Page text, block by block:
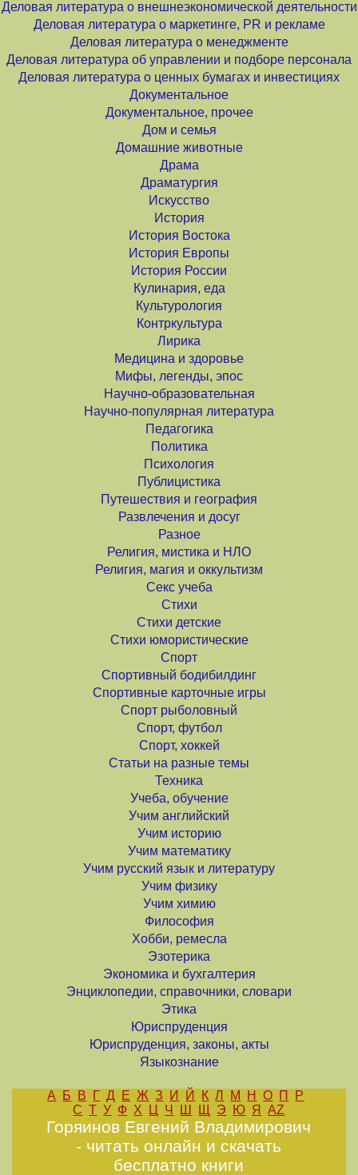
Деловая литература о внешнеэкономической деятельности
Деловая литература о маркетинге, PR и рекламе
Деловая литература о менеджменте
Деловая литература об управлении и подборе персонала
Деловая литература о ценных бумагах и инвестициях
Документальное
Документальное, прочее
Дом и семья
Домашние животные
Драма
Драматургия
Искусство
История
История Востока
История Европы
История России
Кулинария, еда
Культурология
Контркультура
Лирика
Медицина и здоровье
Мифы, легенды, эпос
Научно-образовательная
Научно-популярная литература
Педагогика
Политика
Психология
Публицистика
Путешествия и география
Развлечения и досуг
Разное
Религия, мистика и НЛО
Религия, магия и оккультизм
Секс учеба
Стихи
Стихи детские
Стихи юмористические
Спорт
Спортивный бодибилдинг
Спортивные карточные игры
Спорт рыболовный
Спорт, футбол
Спорт, хоккей
Статьи на разные темы
Техника
Учеба, обучение
Учим английский
Учим историю
Учим математику
Учим русский язык и литературу
Учим физику
Учим химию
Философия
Хобби, ремесла
Эзотерика
Экономика и бухгалтерия
Энциклопедии, справочники, словари
Этика
Юриспруденция
Юриспруденция, законы, акты
Языкознание
А Б В Г Д Е Ж З И Й К Л М Н О П
Р
С Т У Ф Х Ц Ч Ш Щ Э Ю Я AZ
Горяинов Евгений Владимирович
- читать онлайн и скачать
бесплатно книги